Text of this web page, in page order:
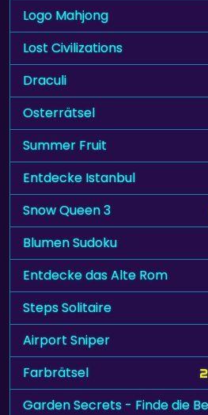
Logo Mahjong
Lost Civilizations
Draculi
Osterrätsel
Summer Fruit
Entdecke Istanbul
Snow Queen 3
Blumen Sudoku
Entdecke das Alte Rom
Steps Solitaire
Airport Sniper
Farbrätsel
Garden Secrets - Finde die